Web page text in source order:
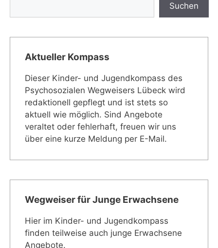
Suchen
Aktueller Kompass
Dieser Kinder- und Jugendkompass des
Psychosozialen Wegweisers Lübeck wird
redaktionell gepflegt und ist stets so
aktuell wie möglich. Sind Angebote
veraltet oder fehlerhaft, freuen wir uns
über eine kurze Meldung per E-Mail.
Wegweiser für Junge Erwachsene
Hier im Kinder- und Jugendkompass
finden teilweise auch junge Erwachsene
Angebote.